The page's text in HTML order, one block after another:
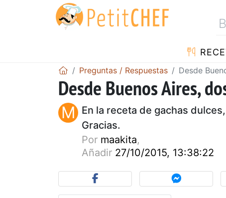
Preguntas / Respuestas Desde
Desde Buenos Aires,
M En la receta de gachas
Gracias.
Por maakita,
Añadir 27/10/2015, 13:38:22